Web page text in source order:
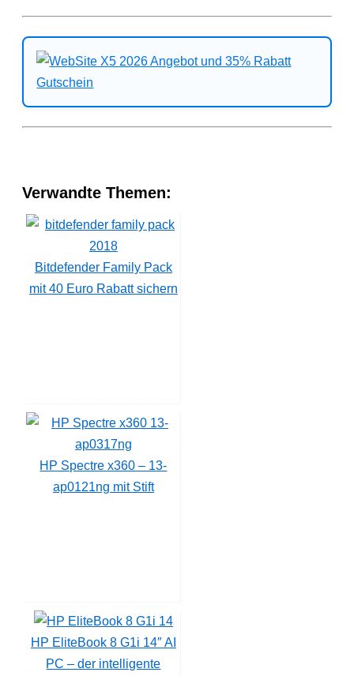
Verwandte Themen:
Bitdefender Family Pack
mit 40 Euro Rabatt sichern
HP Spectre x360 – 13-
ap0121ng mit Stift
HP EliteBook 8 G1i 14″ AI
PC – der intelligente